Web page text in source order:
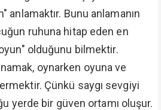
anlamaktır. Bunu anlamanın
ruhuna hitap eden en
olduğunu bilmektir.
oynarken oyuna ve
Çünkü saygı sevgiyi
yerde bir güven ortamı oluşur.